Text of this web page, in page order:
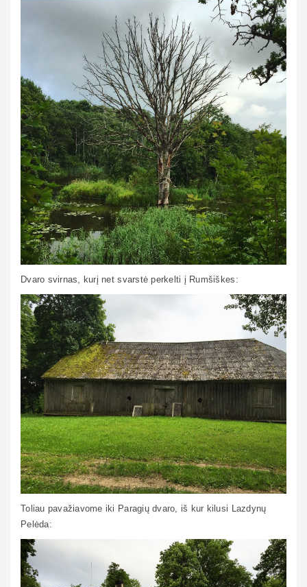
Dvaro svirnas, kurį net svarstė perkelti į Rumšiškes:
Toliau pavažiavome iki Paragių dvaro, iš kur kilusi Lazdynų
Pelėda: